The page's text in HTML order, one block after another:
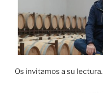
Os invitamos a su lectura.